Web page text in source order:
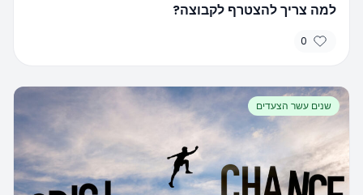
למה צריך להצטרף לקבוצה?
0
שנים עשר הצעדים